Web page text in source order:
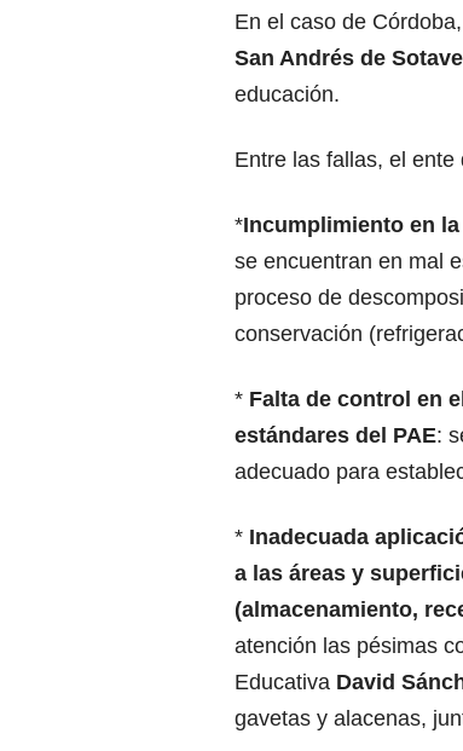
En el caso de
San Andrés de
educación.
Entre las fallas, el
*Incumplimiento en
se encuentran en mal
proceso de
conservación
* Falta de control en
estándares del PAE:
adecuado para
* Inadecuada
a las áreas y
(almacenamiento,
atención las pésimas
Educativa David
gavetas y alacenas,